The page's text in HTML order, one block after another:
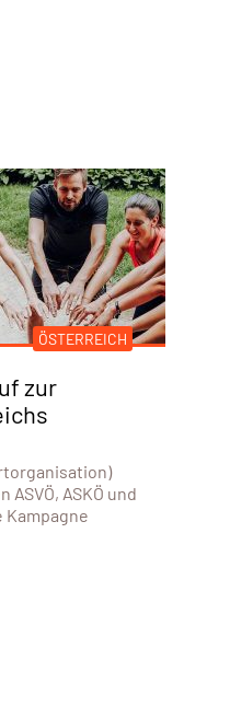
ÖSTERREICH
zur
ASKÖ und
Kampagne